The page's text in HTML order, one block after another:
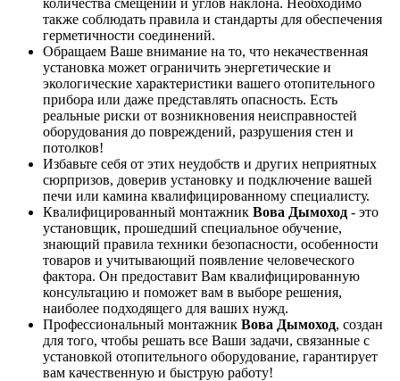
также соблюдать правила и стандарты для обеспечения
герметичности соединений.
Обращаем Ваше внимание на то, что некачественная
установка может ограничить энергетические и
экологические характеристики вашего отопительного
прибора или даже представлять опасность. Есть
реальные риски от возникновения неисправностей
оборудования до повреждений, разрушения стен и
потолков!
Избавьте себя от этих неудобств и других неприятных
сюрпризов, доверив установку и подключение вашей
печи или камина квалифицированному специалисту.
Квалифицированный монтажник Вова Дымоход - это
установщик, прошедший специальное обучение,
знающий правила техники безопасности, особенности
товаров и учитывающий появление человеческого
фактора. Он предоставит Вам квалифицированную
консультацию и поможет вам в выборе решения,
наиболее подходящего для ваших нужд.
Профессиональный монтажник Вова Дымоход, создан
для того, чтобы решать все Ваши задачи, связанные с
установкой отопительного оборудование, гарантирует
вам качественную и быструю работу!